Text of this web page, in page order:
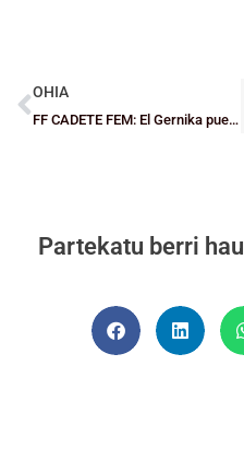
OHIA
FF CADETE FEM: El Gernika puede con La Salle (39-59) y Mungia con Lauro (50-37)
Partekatu berri hau